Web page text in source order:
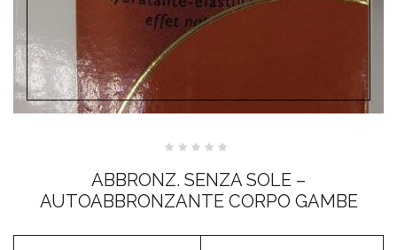
su
5
ABBRONZ. SENZA SOLE –
AUTOABBRONZANTE CORPO GAMBE